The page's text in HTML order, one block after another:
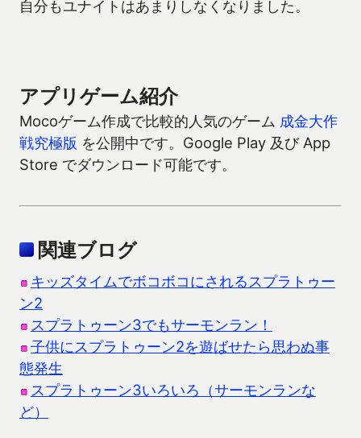
自分もユナイトはあまりしなくなりました。
アプリゲーム紹介
Mocoゲーム作成で比較的人気のゲーム 成金大作
戦究極版 を公開中です。Google Play 及び App
Store でダウンロード可能です。
関連ブログ
キッズタイムでボコボコにされるスプラトゥー
ン2
スプラトゥーン3でもサーモンラン！
子供にスプラトゥーン2を遊ばせたら思わぬ事
態発生
スプラトゥーン3いろいろ（サーモンランな
ど）